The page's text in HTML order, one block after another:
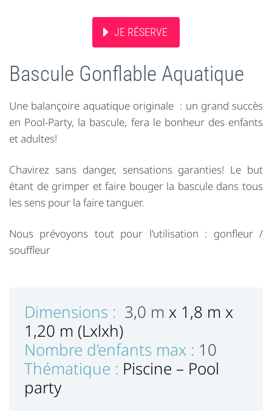
JE RÉSERVE
Bascule Gonflable Aquatique
Une balançoire aquatique originale : un grand succès
en Pool-Party, la bascule, fera le bonheur des enfants
et adultes!
Chavirez sans danger, sensations garanties! Le but
étant de grimper et faire bouger la bascule dans tous
les sens pour la faire tanguer.
Nous prévoyons tout pour l’utilisation : gonfleur /
souffleur
Dimensions : 3,0 m x 1,8 m x
1,20 m (Lxlxh)
Nombre d’enfants max : 10
Thématique : Piscine – Pool
party